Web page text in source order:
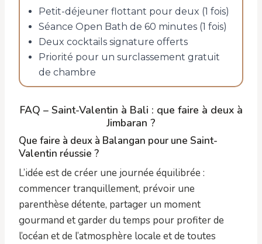
Petit-déjeuner flottant pour deux (1 fois)
Séance Open Bath de 60 minutes (1 fois)
Deux cocktails signature offerts
Priorité pour un surclassement gratuit
de chambre
FAQ – Saint-Valentin à Bali : que faire à deux à
Jimbaran ?
Que faire à deux à Balangan pour une Saint-
Valentin réussie ?
L’idée est de créer une journée équilibrée :
commencer tranquillement, prévoir une
parenthèse détente, partager un moment
gourmand et garder du temps pour profiter de
l’océan et de l’atmosphère locale et de toutes